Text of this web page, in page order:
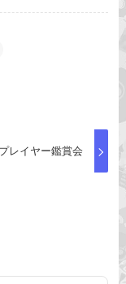
レイヤー鑑賞会